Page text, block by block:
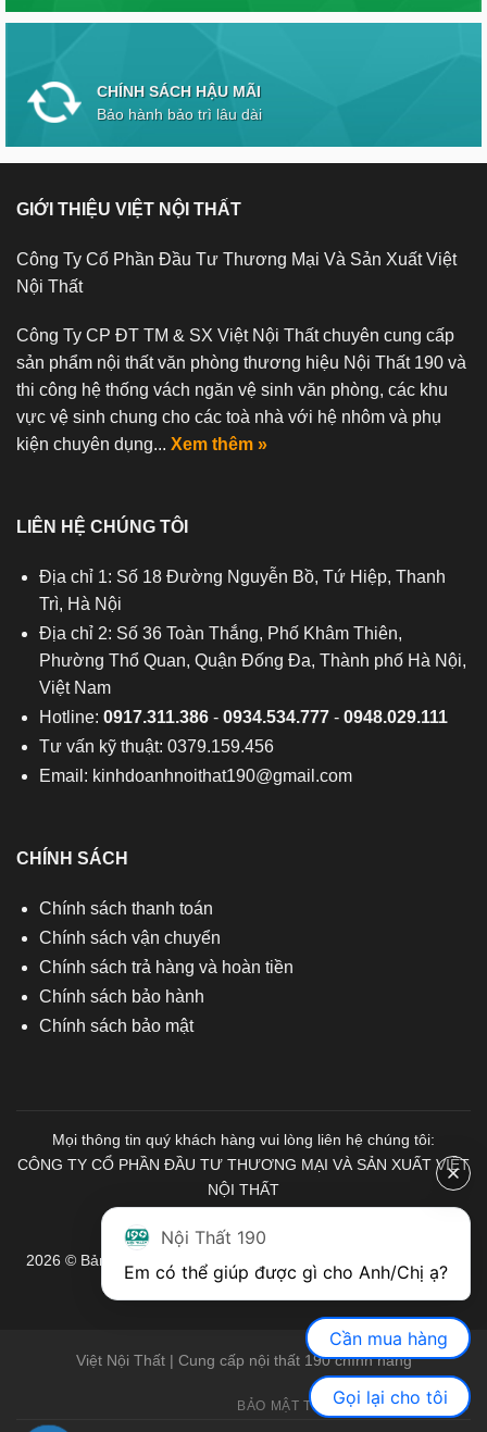
CHÍNH SÁCH HẬU MÃI
Bảo hành bảo trì lâu dài
GIỚI THIỆU VIỆT NỘI THẤT
Công Ty Cổ Phần Đầu Tư Thương Mại Và Sản Xuất Việt
Nội Thất
Công Ty CP ĐT TM & SX Việt Nội Thất chuyên cung cấp
sản phẩm nội thất văn phòng thương hiệu Nội Thất 190 và
thi công hệ thống vách ngăn vệ sinh văn phòng, các khu
vực vệ sinh chung cho các toà nhà với hệ nhôm và phụ
kiện chuyên dụng... Xem thêm »
LIÊN HỆ CHÚNG TÔI
Địa chỉ 1: Số 18 Đường Nguyễn Bồ, Tứ Hiệp, Thanh
Trì, Hà Nội
Địa chỉ 2: Số 36 Toàn Thắng, Phố Khâm Thiên,
Phường Thổ Quan, Quận Đống Đa, Thành phố Hà Nội,
Việt Nam
Hotline: 0917.311.386- 0934.534.777- 0948.029.111
Tư vấn kỹ thuật: 0379.159.456
Email: kinhdoanhnoithat190@gmail.com
CHÍNH SÁCH
Chính sách thanh toán
Chính sách vận chuyển
Chính sách trả hàng và hoàn tiền
Chính sách bảo hành
Chính sách bảo mật
Mọi thông tin quý khách hàng vui lòng liên hệ chúng tôi:
CÔNG TY CỔ PHẦN ĐẦU TƯ THƯƠNG MẠI VÀ SẢN XUẤT VIỆT
NỘI THẤT
2026 © Bản quyền thuộc về Nội Thất 190. Mọi quyền được bảo
lưu.
Việt Nội Thất | Cung cấp nội thất 190 chính hãng
BẢO MẬT THÔNG TIN GIỚI THIỆU
Nội Thất 190
Cần mua hàng
Gọi lại cho tôi